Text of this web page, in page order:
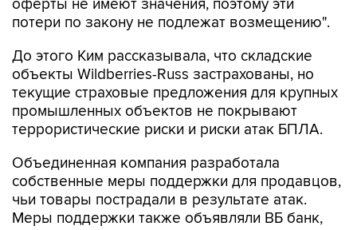
До этого Ким рассказывала, что складские
текущие страховые предложения для крупных
промышленных объектов не покрывают
террористические риски и риски атак БПЛА.
Объединенная компания разработала
чьи товары пострадали в результате атак.
Меры поддержки также объявляли ВБ банк,
ВТБ иСбербанк.